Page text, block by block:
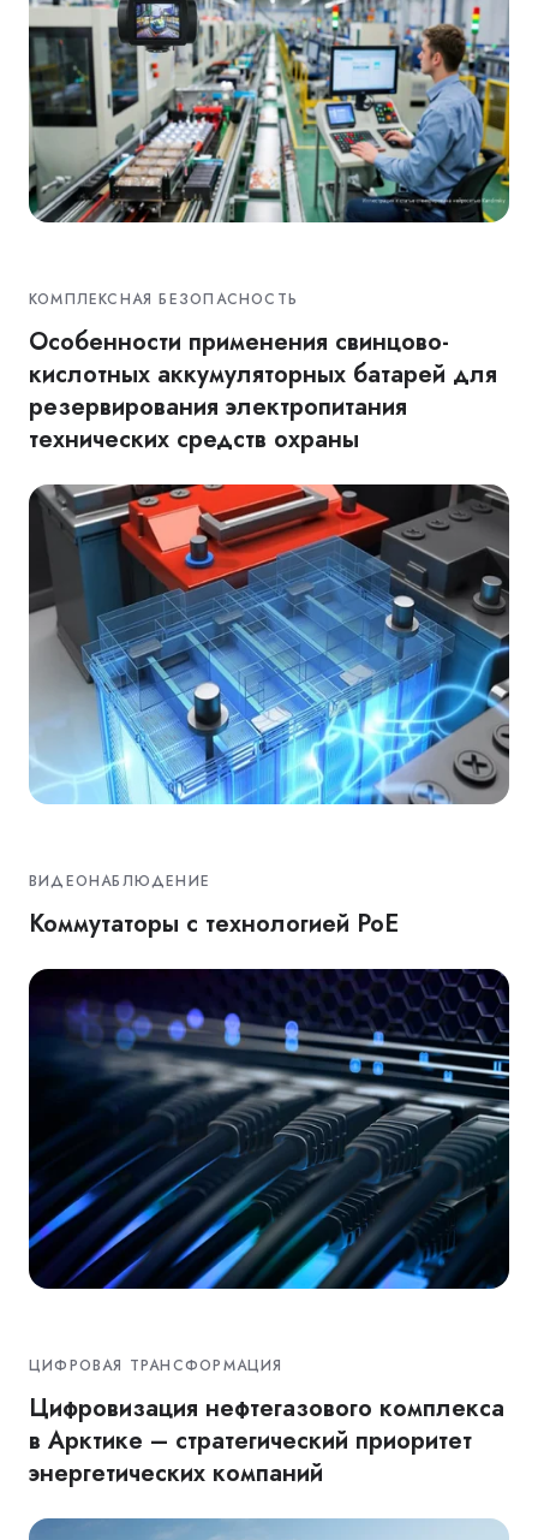
КОМПЛЕКСНАЯ БЕЗОПАСНОСТЬ
Особенности применения свинцово-
кислотных аккумуляторных батарей для
резервирования электропитания
технических средств охраны
ВИДЕОНАБЛЮДЕНИЕ
Коммутаторы с технологией РоЕ
ЦИФРОВАЯ ТРАНСФОРМАЦИЯ
Цифровизация нефтегазового комплекса
в Арктике – стратегический приоритет
энергетических компаний